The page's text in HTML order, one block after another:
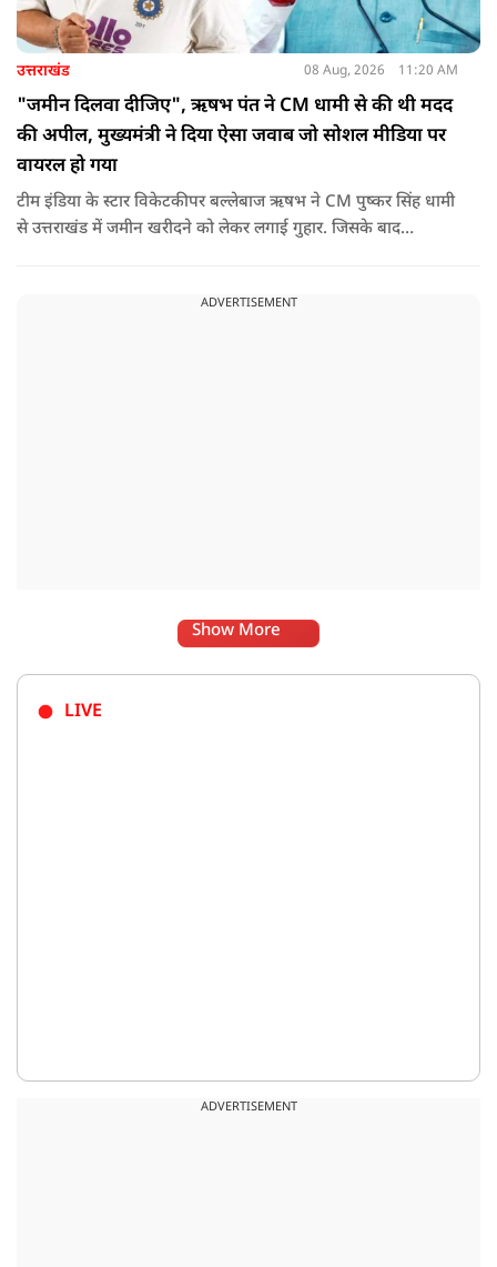
उत्तराखंड 08 Aug, 2026 11:20 AM
"जमीन दिलवा दीजिए", ऋषभ पंत ने CM धामी से की थी मदद
की अपील, मुख्यमंत्री ने दिया ऐसा जवाब जो सोशल मीडिया पर
वायरल हो गया
टीम इंडिया के स्टार विकेटकीपर बल्लेबाज ऋषभ ने CM पुष्कर सिंह धामी
से उत्तराखंड में जमीन खरीदने को लेकर लगाई गुहार. जिसके बाद
ADVERTISEMENT
Show More
LIVE
ADVERTISEMENT